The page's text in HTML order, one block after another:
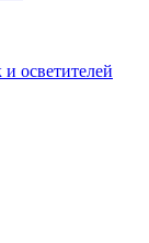
осветителей